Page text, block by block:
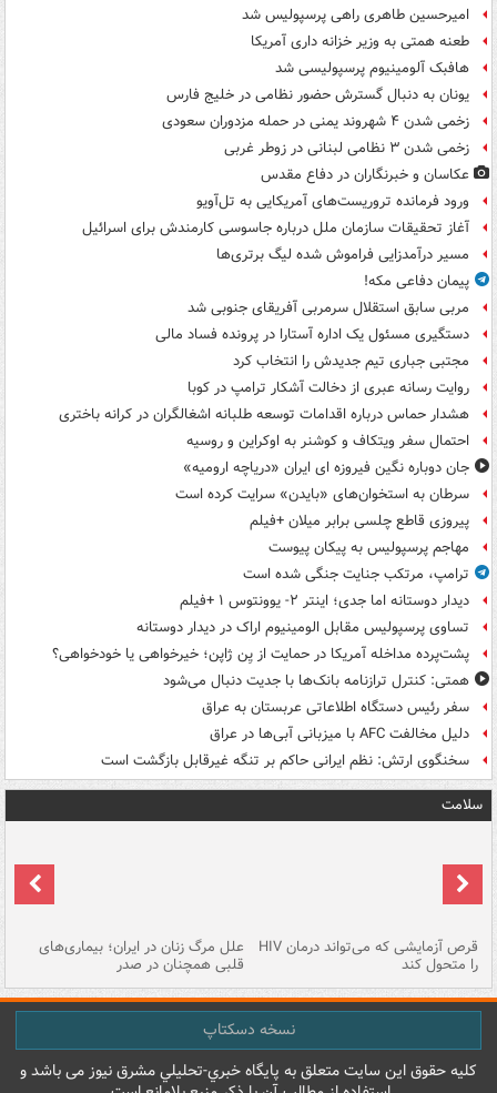
امیرحسین طاهری راهی پرسپولیس شد
طعنه همتی به وزیر خزانه داری آمریکا
هافبک آلومینیوم پرسپولیسی شد
یونان به دنبال گسترش حضور نظامی در خلیج فارس
زخمی شدن ۴ شهروند یمنی در حمله مزدوران سعودی
زخمی شدن ۳ نظامی لبنانی در زوطر غربی
عکاسان و خبرنگاران در دفاع مقدس
ورود فرمانده تروریست‌های آمریکایی به تل‌آویو
آغاز تحقیقات سازمان ملل درباره جاسوسی کارمندش برای اسرائیل
مسیر درآمدزایی فراموش شده لیگ برتری‌ها
پیمان دفاعی مکه!
مربی سابق استقلال سرمربی آفریقای جنوبی شد
دستگیری مسئول یک اداره آستارا در پرونده فساد مالی
مجتبی جباری تیم جدیدش را انتخاب کرد
روایت رسانه عبری از دخالت آشکار ترامپ در کوبا
هشدار حماس درباره اقدامات توسعه طلبانه اشغالگران در کرانه باختری
احتمال سفر ویتکاف و کوشنر به اوکراین و روسیه
جان دوباره نگین فیروزه ای ایران «دریاچه ارومیه»
سرطان به استخوان‌های «بایدن» سرایت کرده است
پیروزی قاطع چلسی برابر میلان +فیلم
مهاجم پرسپولیس به پیکان پیوست
ترامپ، مرتکب جنایت جنگی شده است
دیدار دوستانه اما جدی؛ اینتر ۲- یوونتوس ۱ +فیلم
تساوی پرسپولیس مقابل الومینیوم اراک در دیدار دوستانه
پشت‌پرده مداخله آمریکا در حمایت از یِن ژاپن؛ خیرخواهی یا خودخواهی؟
همتی: کنترل ترازنامه بانک‌ها با جدیت دنبال می‌شود
سفر رئیس دستگاه اطلاعاتی عربستان به عراق
دلیل مخالفت AFC با میزبانی آبی‌ها در عراق
سخنگوی ارتش: نظم ایرانی حاکم بر تنگه غیرقابل بازگشت است
سلامت
قرص آزمایشی که می‌تواند درمان HIV
را متحول کند
علل مرگ زنان در ایران؛ بیماری‌های
قلبی همچنان در صدر
نسخه دسکتاپ
کليه حقوق اين سايت متعلق به پایگاه خبري-تحليلي مشرق نيوز می باشد و